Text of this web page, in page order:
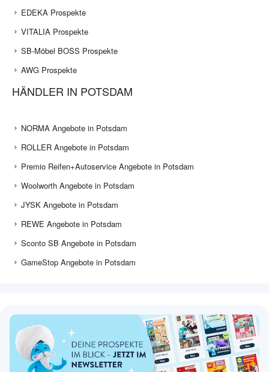
EDEKA Prospekte
VITALIA Prospekte
SB-Möbel BOSS Prospekte
AWG Prospekte
HÄNDLER IN POTSDAM
NORMA Angebote in Potsdam
ROLLER Angebote in Potsdam
Premio Reifen+Autoservice Angebote in Potsdam
Woolworth Angebote in Potsdam
JYSK Angebote in Potsdam
REWE Angebote in Potsdam
Sconto SB Angebote in Potsdam
GameStop Angebote in Potsdam